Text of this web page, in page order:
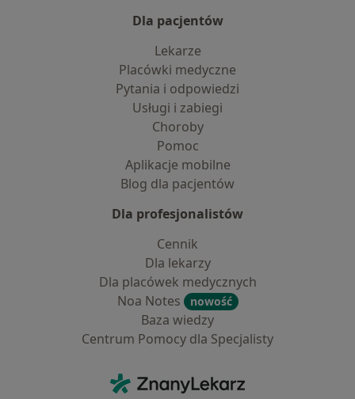
Dla pacjentów
Lekarze
Placówki medyczne
Pytania i odpowiedzi
Usługi i zabiegi
Choroby
Pomoc
Aplikacje mobilne
Blog dla pacjentów
Dla profesjonalistów
Cennik
Dla lekarzy
Dla placówek medycznych
Noa Notes
nowość
Baza wiedzy
Centrum Pomocy dla Specjalisty
ZnanyLekarz - Strona główna